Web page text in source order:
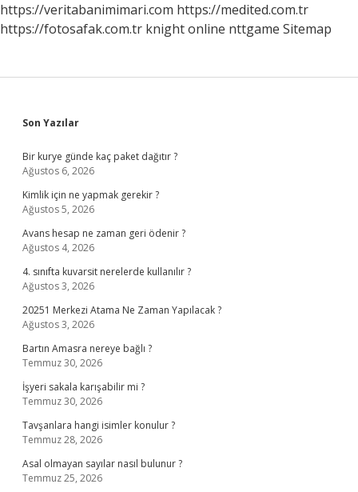
https://veritabanimimari.com https://medited.com.tr
https://fotosafak.com.tr knight online nttgame Sitemap
Sidebar
Son Yazılar
Bir kurye günde kaç paket dağıtır ?
Ağustos 6, 2026
Kimlik için ne yapmak gerekir ?
Ağustos 5, 2026
Avans hesap ne zaman geri ödenir ?
Ağustos 4, 2026
4. sınıfta kuvarsit nerelerde kullanılır ?
Ağustos 3, 2026
20251 Merkezi Atama Ne Zaman Yapılacak ?
Ağustos 3, 2026
Bartın Amasra nereye bağlı ?
Temmuz 30, 2026
İşyeri sakala karışabilir mi ?
Temmuz 30, 2026
Tavşanlara hangi isimler konulur ?
Temmuz 28, 2026
Asal olmayan sayılar nasıl bulunur ?
Temmuz 25, 2026